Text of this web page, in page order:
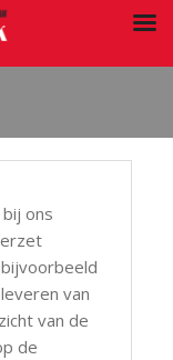
ons
van
van de
de